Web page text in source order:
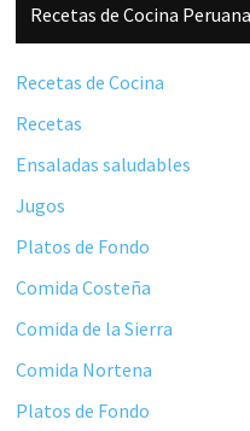
lateral
principal
Recetas de Cocina
Recetas de Cocina
Recetas
Ensaladas saludables
Jugos
Platos de Fondo
Comida Costeña
Comida de la Sierra
Comida Nortena
Platos de Fondo